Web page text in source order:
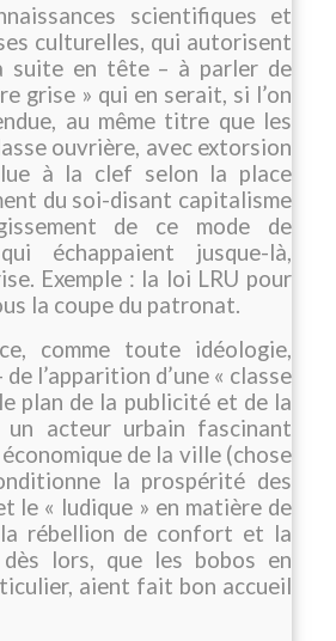
scientifiques et
culturelles, qui autorisent
suite en tête – à parler de
grise » qui en serait, si l’on
au même titre que les
ouvrière, avec extorsion
à la clef selon la place
du soi-disant capitalisme
de ce mode de
échappaient jusque-là,
Exemple : la loi LRU pour
la coupe du patronat.
comme toute idéologie,
l’apparition d’une « classe
plan de la publicité et de la
acteur urbain fascinant
de la ville (chose
la prospérité des
le « ludique » en matière de
rébellion de confort et la
dès lors, que les bobos en
aient fait bon accueil